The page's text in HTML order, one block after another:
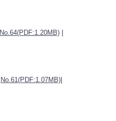
No.64(PDF:1.20MB)
No.61(PDF:1.07MB)